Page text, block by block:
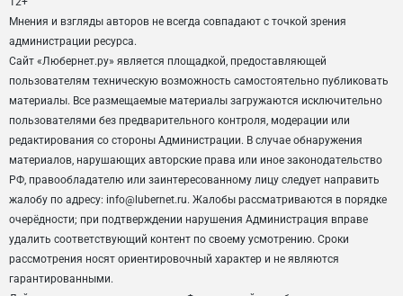
Мнения и взгляды авторов не всегда совпадают с точкой зрения
администрации ресурса.
Сайт «Любернет.ру» является площадкой, предоставляющей
пользователям техническую возможность самостоятельно публиковать
материалы. Все размещаемые материалы загружаются исключительно
пользователями без предварительного контроля, модерации или
редактирования со стороны Администрации. В случае обнаружения
материалов, нарушающих авторские права или иное законодательство
РФ, правообладателю или заинтересованному лицу следует направить
жалобу по адресу: info@lubernet.ru. Жалобы рассматриваются в порядке
очерёдности; при подтверждении нарушения Администрация вправе
удалить соответствующий контент по своему усмотрению. Сроки
рассмотрения носят ориентировочный характер и не являются
гарантированными.